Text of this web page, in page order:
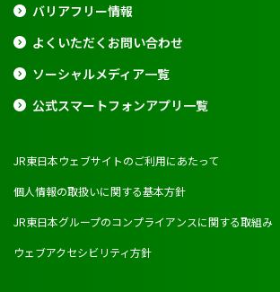
バリアフリー情報
よくいただくお問い合わせ
ソーシャルメディア一覧
公式スマートフォンアプリ一覧
JR東日本ウェブサイトのご利用にあたって
個人情報の取扱いに関する基本方針
JR東日本グループのコンプライアンスに関する取組み
ウェブアクセシビリティ方針